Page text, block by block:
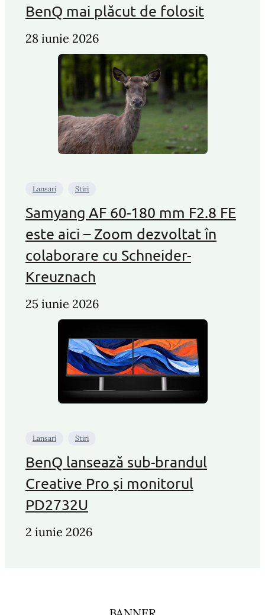
BenQ mai plăcut de folosit
28 iunie 2026
Lansari Stiri
Samyang AF 60-180 mm F2.8 FE
este aici – Zoom dezvoltat în
colaborare cu Schneider-
Kreuznach
25 iunie 2026
Lansari Stiri
BenQ lansează sub-brandul
Creative Pro și monitorul
PD2732U
2 iunie 2026